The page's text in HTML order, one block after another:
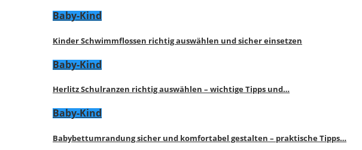
Baby-Kind
Kinder Schwimmflossen richtig auswählen und sicher einsetzen
Baby-Kind
Herlitz Schulranzen richtig auswählen – wichtige Tipps und…
Baby-Kind
Babybettumrandung sicher und komfortabel gestalten – praktische Tipps…